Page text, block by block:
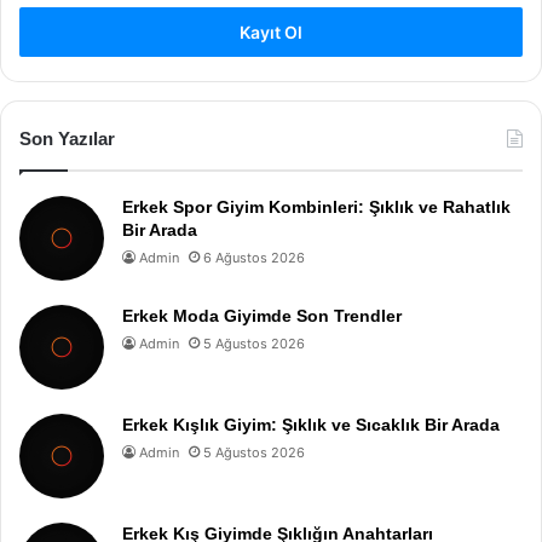
Kayıt Ol
Son Yazılar
Erkek Spor Giyim Kombinleri: Şıklık ve Rahatlık
Bir Arada
Admin 6 Ağustos 2026
Erkek Moda Giyimde Son Trendler
Admin 5 Ağustos 2026
Erkek Kışlık Giyim: Şıklık ve Sıcaklık Bir Arada
Admin 5 Ağustos 2026
Erkek Kış Giyimde Şıklığın Anahtarları